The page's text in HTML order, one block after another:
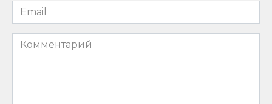
Email
*
Комментарий